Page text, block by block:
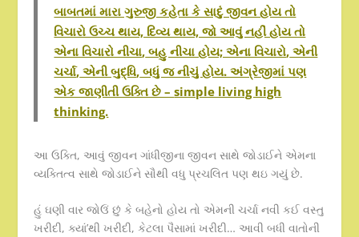
બાબતમાં મારા ગુરુજી કહેતા કે સાદું જીવન હોય તો
વિચારો ઉચ્ચ થાય, દિવ્ય થાય, જો આવું નહીં હોય તો
એના વિચારો નીચા, બહુ નીચા હોય; એના વિચારો, એની
ચર્ચા, એની બુદ્ધિ, બધું જ નીચું હોય. અંગ્રેજીમાં પણ
એક જાણીતી ઉક્તિ છે –simple living high
thinking.
આ ઉક્તિ, આવું જીવન ગાંધીજીના જીવન સાથે જોડાઈને એમના
વ્યક્તિત્વ સાથે જોડાઈને સૌથી વધુ પ્રચલિત પણ થઇ ગયું છે.
હું ઘણી વાર જોઉં છું કે બહેનો હોય તો એમની ચર્ચા નવી કઈ વસ્તુ
ખરીદી, ક્યાં’થી ખરીદી, કેટલા પૈસામાં ખરીદી… આવી બધી વાતોની